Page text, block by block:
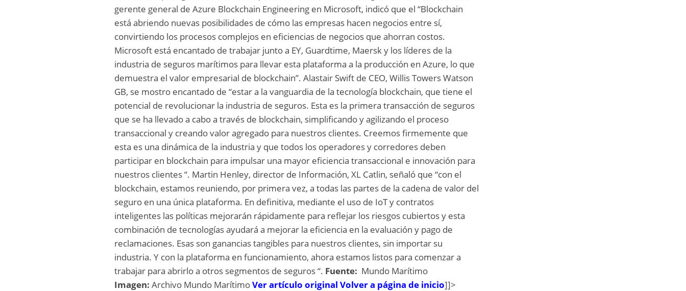
gerente general de Azure Blockchain Engineering en Microsoft, indicó que el “Blockchain
está abriendo nuevas posibilidades de cómo las empresas hacen negocios entre sí,
convirtiendo los procesos complejos en eficiencias de negocios que ahorran costos.
Microsoft está encantado de trabajar junto a EY, Guardtime, Maersk y los líderes de la
industria de seguros marítimos para llevar esta plataforma a la producción en Azure, lo que
demuestra el valor empresarial de blockchain”. Alastair Swift de CEO, Willis Towers Watson
GB, se mostro encantado de “estar a la vanguardia de la tecnología blockchain, que tiene el
potencial de revolucionar la industria de seguros. Esta es la primera transacción de seguros
que se ha llevado a cabo a través de blockchain, simplificando y agilizando el proceso
transaccional y creando valor agregado para nuestros clientes. Creemos firmemente que
esta es una dinámica de la industria y que todos los operadores y corredores deben
participar en blockchain para impulsar una mayor eficiencia transaccional e innovación para
nuestros clientes “. Martin Henley, director de Información, XL Catlin, señaló que “con el
blockchain, estamos reuniendo, por primera vez, a todas las partes de la cadena de valor del
seguro en una única plataforma. En definitiva, mediante el uso de IoT y contratos
inteligentes las políticas mejorarán rápidamente para reflejar los riesgos cubiertos y esta
combinación de tecnologías ayudará a mejorar la eficiencia en la evaluación y pago de
reclamaciones. Esas son ganancias tangibles para nuestros clientes, sin importar su
industria. Y con la plataforma en funcionamiento, ahora estamos listos para comenzar a
trabajar para abrirlo a otros segmentos de seguros “. Fuente: Mundo Marítimo
Imagen:Archivo Mundo MarítimoVer artículo original Volver a página de inicio]]>